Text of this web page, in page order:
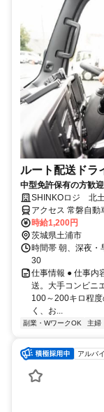
ルート配送ドラ
中型免許保有の方歓
SHINKOロジ 北
アクセス 常磐自
時給1,200円
茨城県土浦市
時間帯 朝、深夜・
30
仕事情報 ● 仕事内
送。大手コンビニ
100～200キロ程
く、お...
副業・WワークOK 主婦
アルバ